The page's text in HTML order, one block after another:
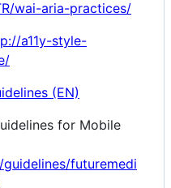
wai-aria-practices/
a11y-style-
(EN)
for Mobile
futuremedi